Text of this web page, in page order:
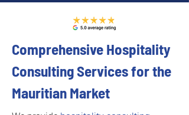
Comprehensive Hospitality
Consulting Services for the
Mauritian Market